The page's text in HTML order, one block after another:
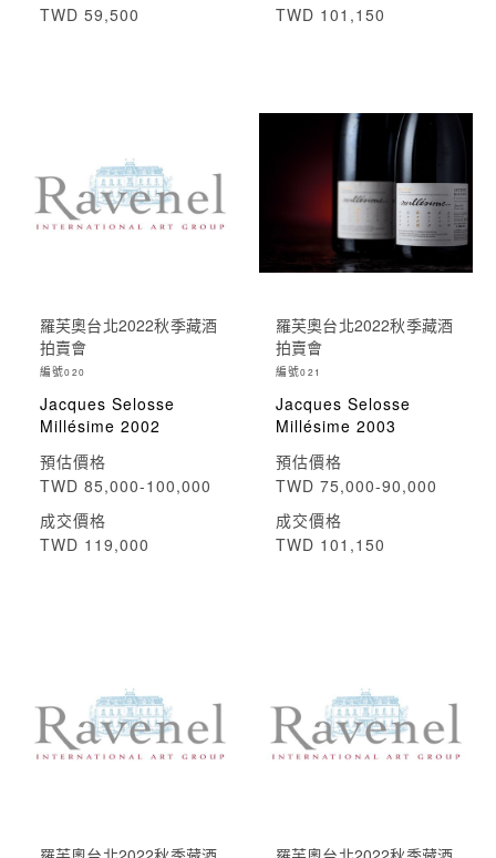
TWD 59,500
TWD 101,150
羅芙奧台北2022秋季藏酒
拍賣會
編號020
Jacques Selosse
Millésime 2002
預估價格
TWD 85,000-100,000
成交價格
TWD 119,000
羅芙奧台北2022秋季藏酒
拍賣會
編號021
Jacques Selosse
Millésime 2003
預估價格
TWD 75,000-90,000
成交價格
TWD 101,150